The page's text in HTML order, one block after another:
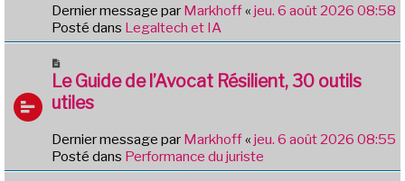
a
u
s
s
g
e
Dernier message par Markhoff« jeu. 6 août 2026 08:58
Posté dans Legaltech et IA
o
u
v
a
u
Le Guide de l’Avocat Résilient, 30 outils
utiles
Dernier message par Markhoff« jeu. 6 août 2026 08:55
Posté dans Performance du juriste